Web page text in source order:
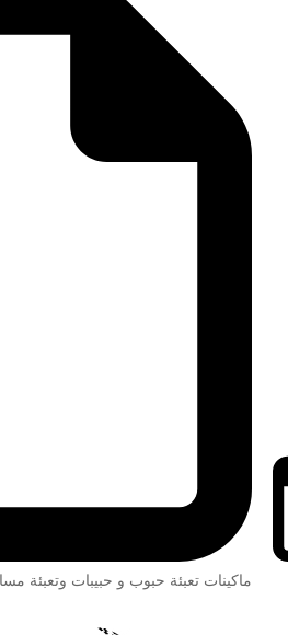
ماكينات تعبئة حبوب و حبيبات وتعبئة